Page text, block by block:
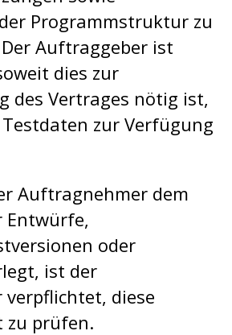
Programmstruktur zu
Auftraggeber ist
dies zur
des Vertrages nötig ist,
zur Verfügung
Auftragnehmer dem
Entwürfe,
oder
ist der
diese
zu prüfen.